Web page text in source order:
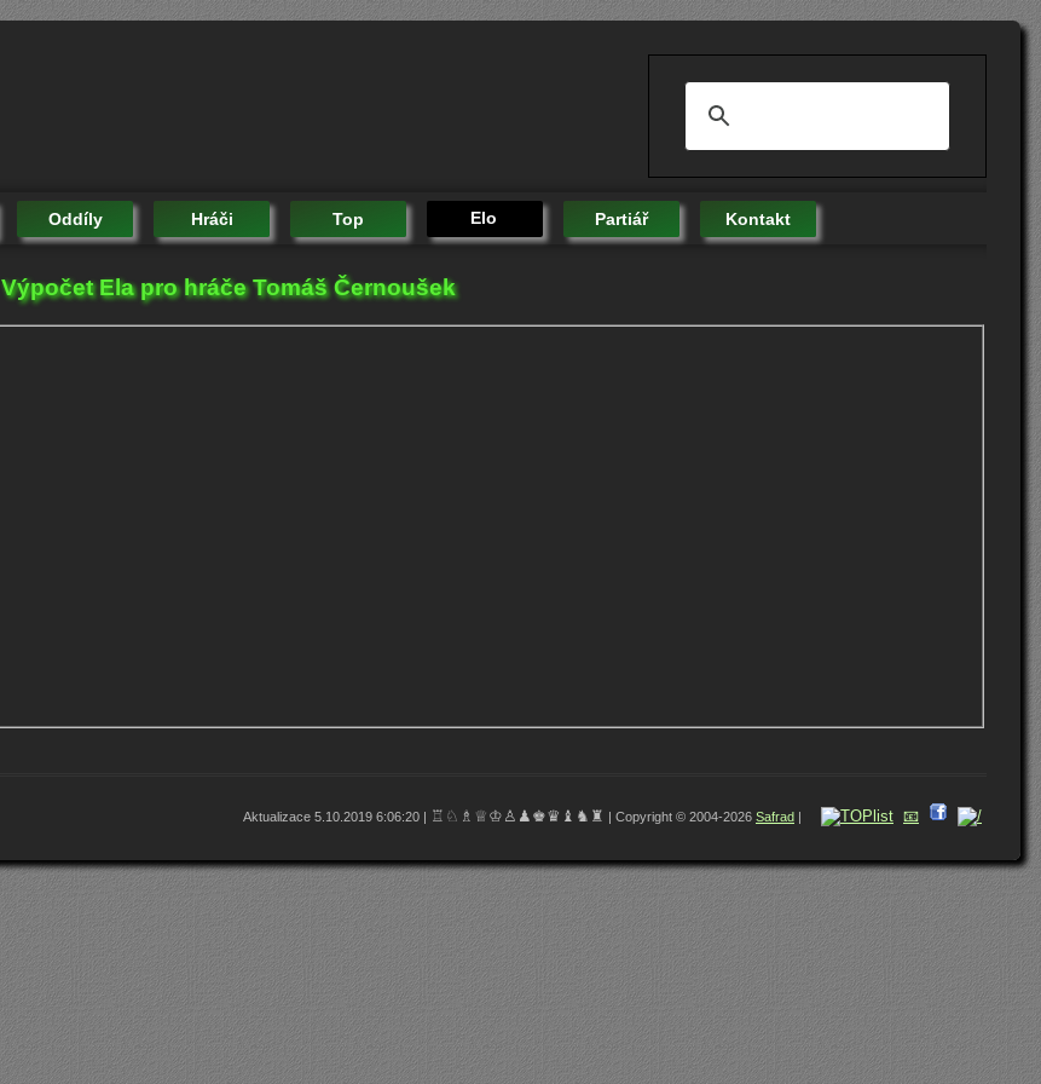
Oddíly Hráči Top Elo Partiář Kontakt
Výpočet Ela pro hráče Tomáš Černoušek
Aktualizace 5.10.2019 6:06:20 | ♖♘♗♕♔♙♟♚♛♝♞♜ | Copyright © 2004-2026 Safrad | 📧